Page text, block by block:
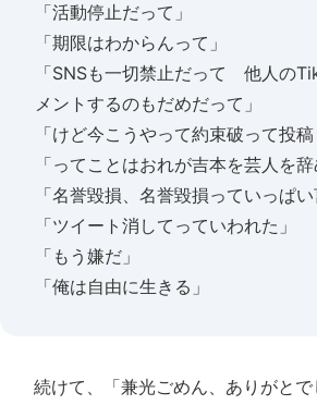
「活動停止だって」
「期限はわからんって」
「SNSも一切禁止だって 他人の
メントするのもだめだって」
「けど今こうやって約束破って投稿
「ってことはおれが吉本を芸人を辞
「名誉毀損、名誉毀損っていっぱい
「ツイート消してっていわれた」
「もう嫌だ」
「俺は自由に生きる」
続けて、「兼光ごめん、ありがと